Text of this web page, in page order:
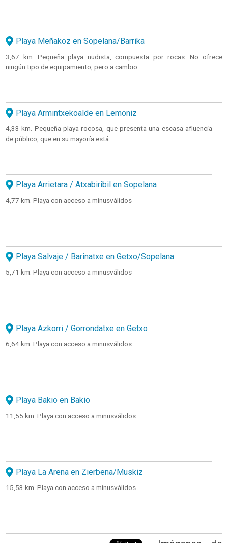
Playa Meñakoz en Sopelana/Barrika
3,67 km. Pequeña playa nudista, compuesta por rocas. No ofrece
ningún tipo de equipamiento, pero a cambio ...
Playa Armintxekoalde en Lemoniz
4,33 km. Pequeña playa rocosa, que presenta una escasa afluencia
de público, que en su mayoría está ...
Playa Arrietara / Atxabiribil en Sopelana
4,77 km. Playa con acceso a minusválidos
Playa Salvaje / Barinatxe en Getxo/Sopelana
5,71 km. Playa con acceso a minusválidos
Playa Azkorri / Gorrondatxe en Getxo
6,64 km. Playa con acceso a minusválidos
Playa Bakio en Bakio
11,55 km. Playa con acceso a minusválidos
Playa La Arena en Zierbena/Muskiz
15,53 km. Playa con acceso a minusválidos